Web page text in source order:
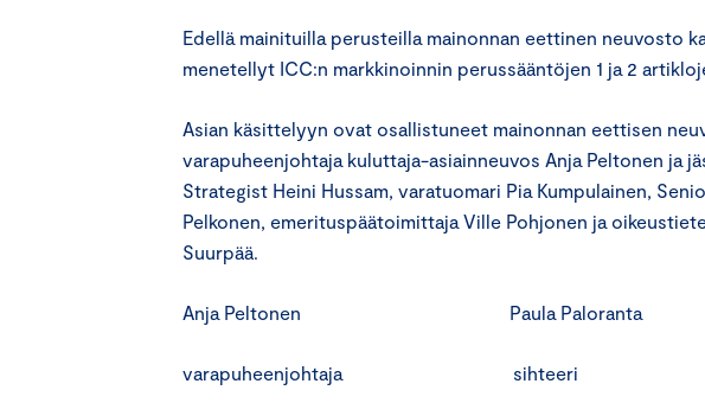
Edellä mainituilla perusteilla mainonnan eettinen neuvosto
menetellyt ICC:n markkinoinnin perussääntöjen 1 ja 2
Asian käsittelyyn ovat osallistuneet mainonnan eettisen
varapuheenjohtaja kuluttaja-asiainneuvos Anja Peltonen ja
Strategist Heini Hussam, varatuomari Pia Kumpulainen,
Pelkonen, emerituspäätoimittaja Ville Pohjonen ja
Suurpää.
Anja Peltonen Paula Paloranta
varapuheenjohtaja sihteeri